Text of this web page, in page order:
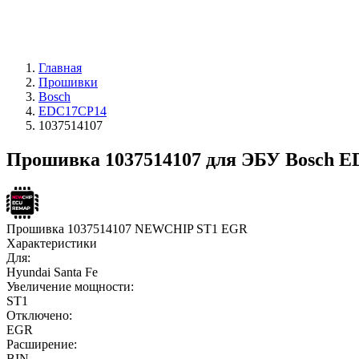
Главная
Прошивки
Bosch
EDC17CP14
1037514107
Прошивка 1037514107 для ЭБУ Bosch
Прошивка 1037514107 NEWCHIP ST1 EGR
Характеристики
Для:
Hyundai Santa Fe
Увеличение мощности:
ST1
Отключено:
EGR
Расширение: